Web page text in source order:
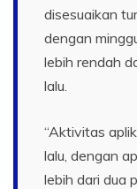
disesuaikan
dengan
lebih rendah
lalu.
“Aktivitas
lalu, dengan
lebih dari dua